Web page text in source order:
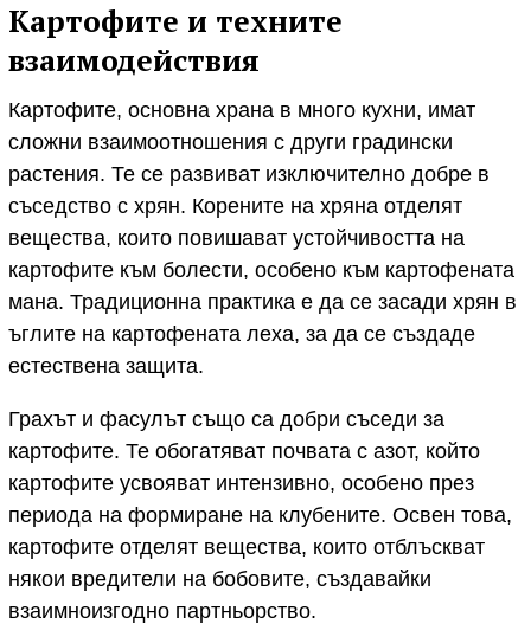
Картофите и техните
взаимодействия
Картофите, основна храна в много кухни, имат
сложни взаимоотношения с други градински
растения. Те се развиват изключително добре в
съседство с хрян. Корените на хряна отделят
вещества, които повишават устойчивостта на
картофите към болести, особено към картофената
мана. Традиционна практика е да се засади хрян в
ъглите на картофената леха, за да се създаде
естествена защита.
Грахът и фасулът също са добри съседи за
картофите. Те обогатяват почвата с азот, който
картофите усвояват интензивно, особено през
периода на формиране на клубените. Освен това,
картофите отделят вещества, които отблъскват
някои вредители на бобовите, създавайки
взаимноизгодно партньорство.